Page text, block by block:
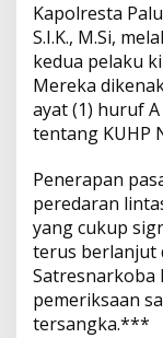
Kapolresta
S.I.K., M.Si,
kedua pelaku
Mereka
ayat (1) huruf
tentang KUHP
Penerapan
peredaran
yang cukup
terus berlanjut
Satresnarkoba
pemeriksaan
tersangka.***